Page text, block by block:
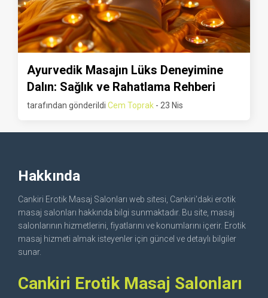
Ayurvedik Masajın Lüks Deneyimine
Dalın: Sağlık ve Rahatlama Rehberi
tarafından gönderildi Cem Toprak - 23 Nis
Hakkında
Cankiri Erotik Masaj Salonları web sitesi, Cankiri'daki erotik
masaj salonları hakkında bilgi sunmaktadır. Bu site, masaj
salonlarının hizmetlerini, fiyatlarını ve konumlarını içerir. Erotik
masaj hizmeti almak isteyenler için güncel ve detaylı bilgiler
sunar.
Cankiri Erotik Masaj Salonları